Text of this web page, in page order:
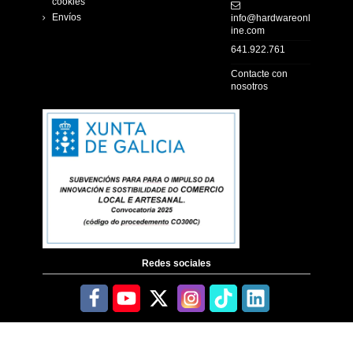
Envíos
info@hardwareonl
ine.com
641.922.761
Contacte con
nosotros
Redes sociales